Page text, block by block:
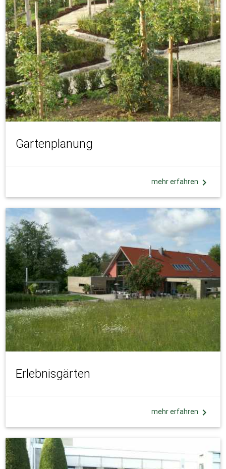
Gartenplanung
mehr erfahren chevron_right
Erlebnisgärten
mehr erfahren chevron_right